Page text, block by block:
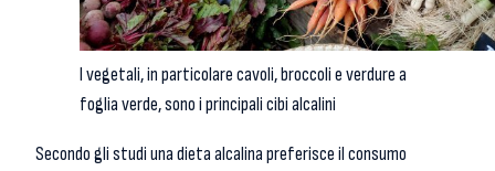
I vegetali, in particolare cavoli, broccoli e verdure a
foglia verde, sono i principali cibi alcalini
Secondo gli studi una dieta alcalina preferisce il consumo